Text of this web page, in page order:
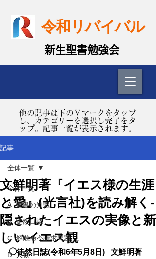
令和リバイバル
​新生聖書勉強会
​他の記事は下のＶマークをタップ
し、カテゴリーを選択し完了をタ
ップ。記事一覧が表示されます。
記事
全体一覧
A. 聖書の知識
B. 徒然日誌
C. 解散命令請求問題
D. 人物
全体一覧
文鮮明著『イエス様の生涯
と愛』(光言社)を読み解く-
隠されたイエスの実像と新
しいイエス観
◯徒然日誌(令和6年5月8日)   文鮮明著